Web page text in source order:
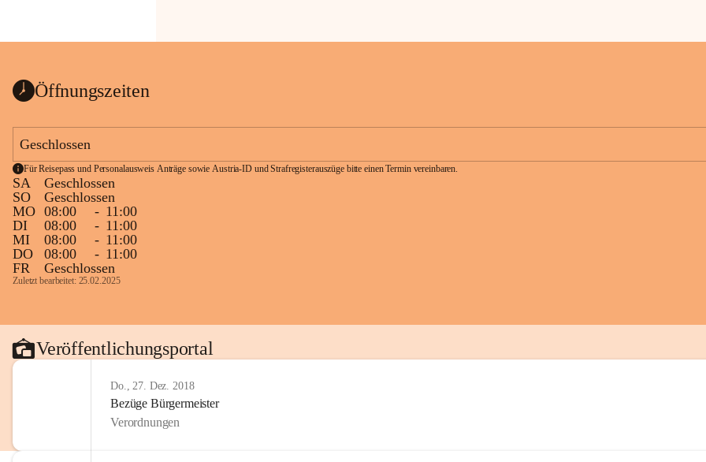
Öffnungszeiten
Geschlossen
Für Reisepass und Personalausweis Anträge sowie Austria-ID und Strafregisterauszüge bitte einen Termin vereinbaren.
SA
Geschlossen
SO
Geschlossen
MO 08:00 - 11:00
DI
08:00 - 11:00
MI
08:00 - 11:00
DO
08:00 - 11:00
FR
Geschlossen
Zuletzt bearbeitet: 25.02.2025
Veröffentlichungsportal
Do., 27. Dez. 2018
Bezüge Bürgermeister
Verordnungen